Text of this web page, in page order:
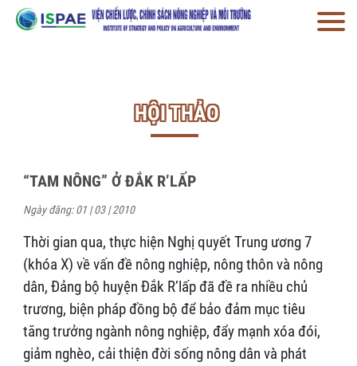
HỘI THẢO
“TAM NÔNG” Ở ĐẮK R’LẤP
Ngày đăng: 01 | 03 | 2010
Thời gian qua, thực hiện Nghị quyết Trung ương 7
(khóa X) về vấn đề nông nghiệp, nông thôn và nông
dân, Đảng bộ huyện Đắk R’lấp đã đề ra nhiều chủ
trương, biện pháp đồng bộ để bảo đảm mục tiêu
tăng trưởng ngành nông nghiệp, đẩy mạnh xóa đói,
giảm nghèo, cải thiện đời sống nông dân và phát